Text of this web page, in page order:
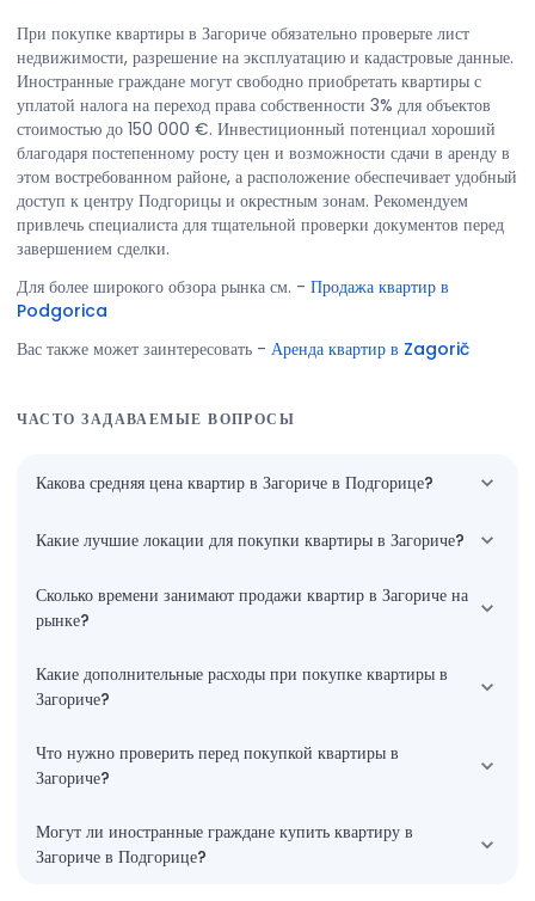
При покупке квартиры в Загориче обязательно проверьте лист
недвижимости, разрешение на эксплуатацию и кадастровые данные.
Иностранные граждане могут свободно приобретать квартиры с
уплатой налога на переход права собственности 3% для объектов
стоимостью до 150 000 €. Инвестиционный потенциал хороший
благодаря постепенному росту цен и возможности сдачи в аренду в
этом востребованном районе, а расположение обеспечивает удобный
доступ к центру Подгорицы и окрестным зонам. Рекомендуем
привлечь специалиста для тщательной проверки документов перед
завершением сделки.
Для более широкого обзора рынка см. - Продажа квартир в
Podgorica
Вас также может заинтересовать- Аренда квартир в Zagorič
ЧАСТО ЗАДАВАЕМЫЕ ВОПРОСЫ
Какова средняя цена квартир в Загориче в Подгорице?
Какие лучшие локации для покупки квартиры в Загориче?
Сколько времени занимают продажи квартир в Загориче на
рынке?
Какие дополнительные расходы при покупке квартиры в
Загориче?
Что нужно проверить перед покупкой квартиры в
Загориче?
Могут ли иностранные граждане купить квартиру в
Загориче в Подгорице?